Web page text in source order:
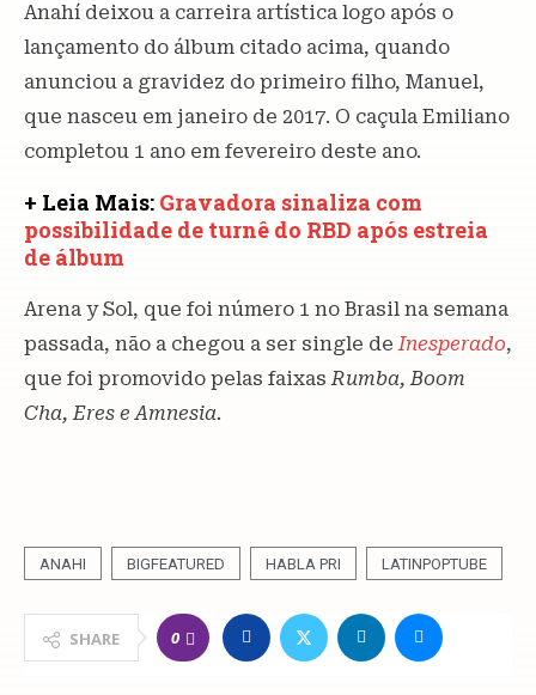
Anahí deixou a carreira artística logo após o
lançamento do álbum citado acima, quando
anunciou a gravidez do primeiro filho, Manuel,
que nasceu em janeiro de 2017. O caçula Emiliano
completou 1 ano em fevereiro deste ano.
+ Leia Mais: Gravadora sinaliza com
possibilidade de turnê do RBD após estreia
de álbum
Arena y Sol, que foi número 1 no Brasil na semana
passada, não a chegou a ser single deInesperado,
que foi promovido pelas faixasRumba, Boom
Cha, Eres e Amnesia.
ANAHI BIGFEATURED HABLA PRI LATINPOPTUBE
SHARE 0